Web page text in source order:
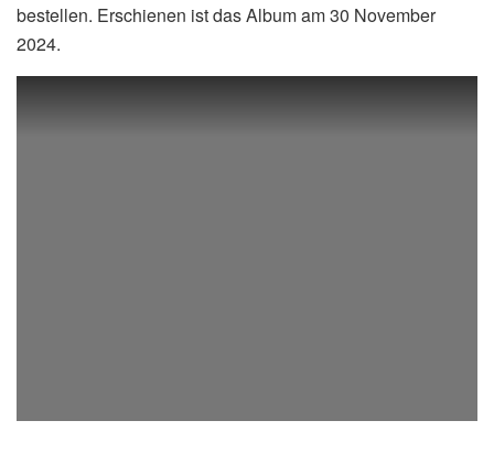
bestellen. Erschienen ist das Album am 30 November
2024.